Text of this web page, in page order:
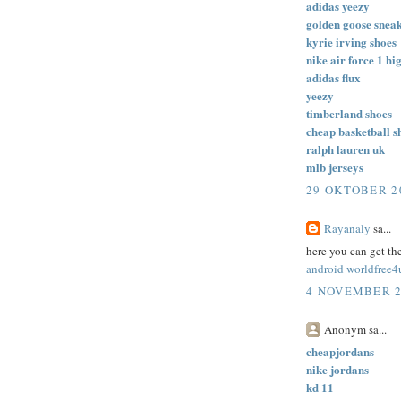
adidas yeezy
golden goose
kyrie irving shoes
nike air force 1
adidas flux
yeezy
timberland shoes
cheap basketball
ralph lauren uk
mlb jerseys
29 OKTOBER
Rayanaly sa...
here you can get
android
4 NOVEMBER
Anonym sa...
cheapjordans
nike jordans
kd 11